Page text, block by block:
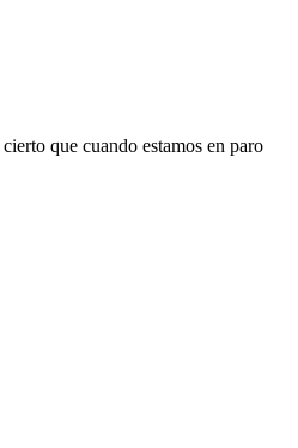
que cuando estamos en paro